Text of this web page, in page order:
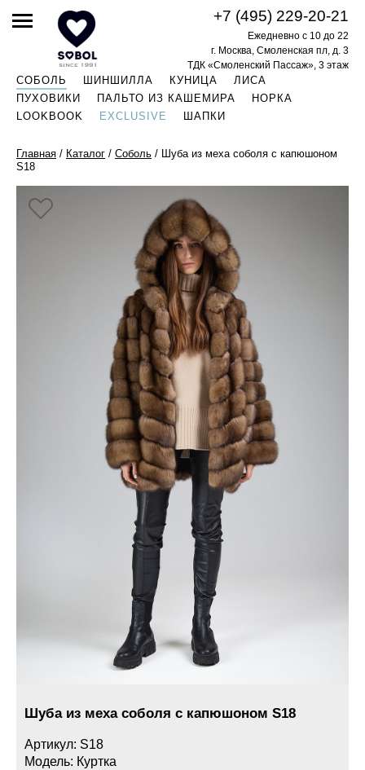
СОБОЛЬ ШИНШИЛЛА КУНИЦА
ЛИСА
ПУХОВИКИ
ПАЛЬТО ИЗ КАШЕМИРА
НОРКА
LOOKBOOK
EXCLUSIVE ШАПКИ
+7 (495) 229-20-21
Ежедневно с 10 до 22
г. Москва, Смоленская пл, д. 3
ТДК «Смоленский Пассаж», 3 этаж
Главная / Каталог / Соболь / Шуба из меха соболя с капюшоном
S18
Шуба из меха соболя с капюшоном S18
Артикул: S18
Модель: Куртка